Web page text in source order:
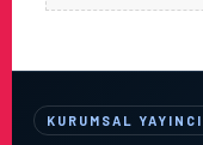
KURUMSAL